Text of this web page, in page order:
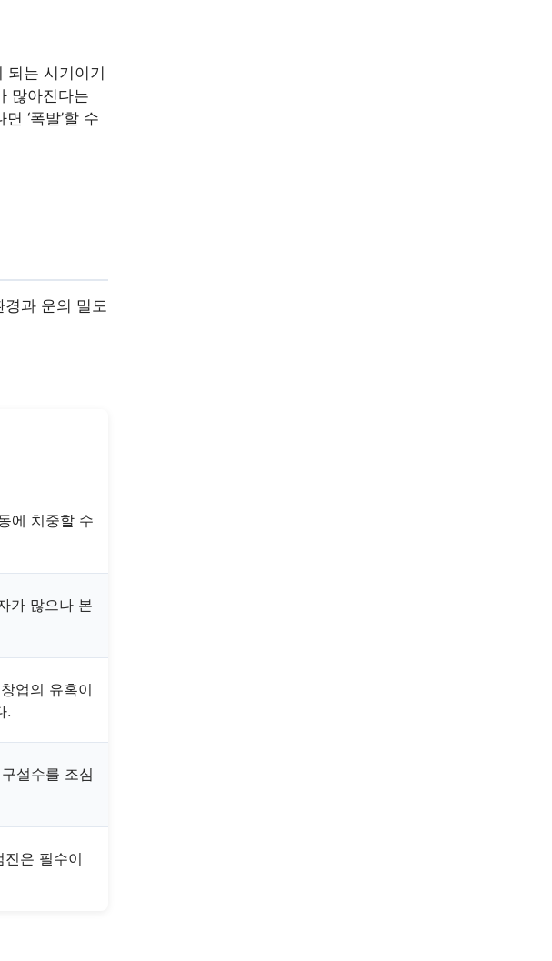
되는 시기이기
많아진다는
‘폭발’할 수
과 운의 밀도
에 치중할 수
가 많으나 본
업의 유혹이
.
설수를 조심
은 필수이